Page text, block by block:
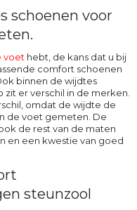
schoenen voor
voet hebt, de kans dat u bij
comfort schoenen
binnen de wijdtes
zit er verschil in de merken.
omdat de wijdte de
de voet gemeten. De
de rest van de maten
en een kwestie van goed
steunzool